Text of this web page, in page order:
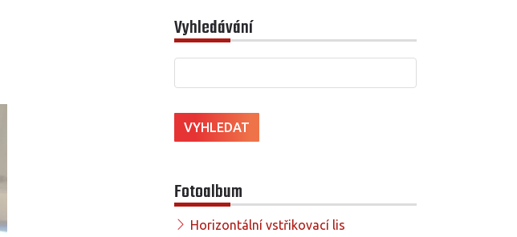
Vyhledávání
Fotoalbum
Horizontální vstřikovací lis